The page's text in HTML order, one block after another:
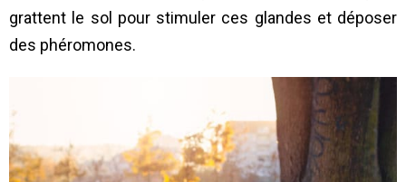
grattent le sol pour stimuler ces glandes et déposer
des phéromones.